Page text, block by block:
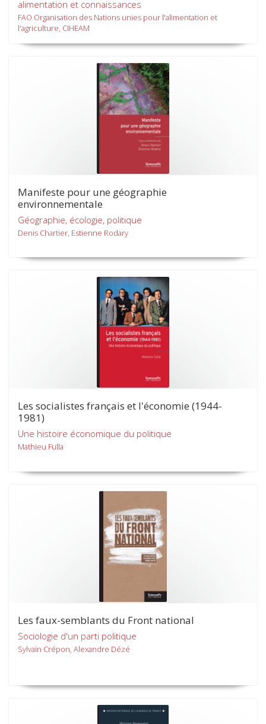
alimentation et connaissances
FAO Organisation des Nations unies pour l'alimentation et
l'agriculture, CIHEAM
Manifeste pour une géographie
environnementale
Géographie, écologie, politique
Denis Chartier, Estienne Rodary
Les socialistes français et l'économie (1944-
1981)
Une histoire économique du politique
Mathieu Fulla
Les faux-semblants du Front national
Sociologie d'un parti politique
Sylvain Crépon, Alexandre Dézé